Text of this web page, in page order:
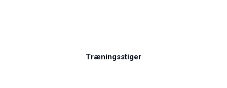
Træningsstiger